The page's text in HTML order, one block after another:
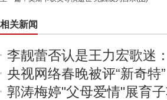
相关新闻
李靓蕾否认是王力宏歌迷
央视网络春晚被评“新奇特
郭涛梅婷"父母爱情"展育